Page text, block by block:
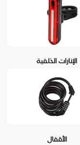
الإنارات الخلفية
الأقفال